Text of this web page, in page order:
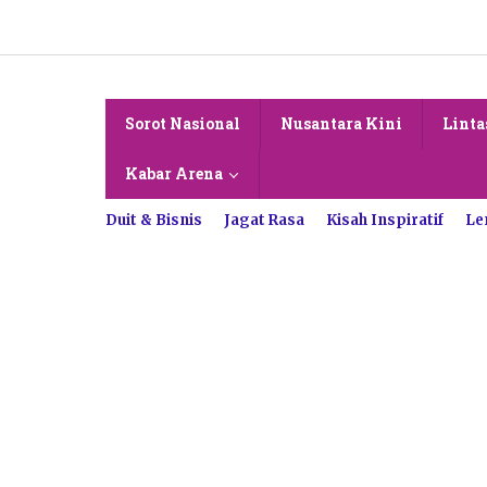
konten
Sorot Nasional Nusantara Kini
Kabar Arena
Duit & Bisnis Jagat Rasa Kisah Inspiratif